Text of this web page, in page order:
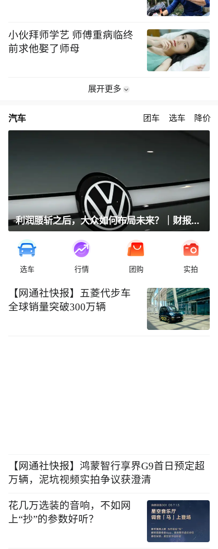
小伙拜师学艺 师傅重病临终
前求他娶了师母
展开更多
汽车 团车 选车 降价
利润腰斩之后，大众如何布局未来？｜财报全视角
选车 行情 团购 实拍
【网通社快报】五菱代步车
全球销量突破300万辆
【网通社快报】鸿蒙智行享界G9首日预定超
万辆，泥坑视频实拍争议获澄清
花几万选装的音响，不如网
上“抄”的参数好听？